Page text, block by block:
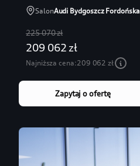
SalonAudi Bydgoszcz Fordońska
225 070 zł
209 062 zł
Najniższa cena:209 062 zł
Zapytaj o ofertę